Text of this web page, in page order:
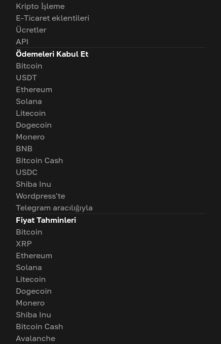
Kripto İşleme
E-Ticaret eklentileri
Ücretler
API
Ödemeleri Kabul Et
Bitcoin
USDT
Ethereum
Solana
Litecoin
Dogecoin
Monero
BNB
Bitcoin Cash
USDC
Shiba Inu
Wordpress'te
Telegram aracılığıyla
Fiyat Tahminleri
Bitcoin
XRP
Ethereum
Solana
Litecoin
Dogecoin
Monero
Shiba Inu
Bitcoin Cash
Avalanche